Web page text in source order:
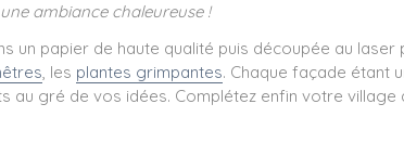
ambiance chaleureuse !
un papier de haute qualité puis découpée au
, les plantes grimpantes. Chaque façade étant
gré de vos idées. Complétez enfin votre village